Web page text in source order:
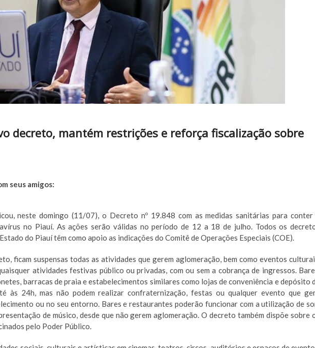
decreto, mantém restrições e reforça fiscalização sobre
seus amigos:
neste domingo (11/07), o Decreto nº 19.848 com as medidas sanitárias para conter
no Piauí. As ações serão válidas no período de 12 a 18 de julho. Todos os
do Piauí têm como apoio as indicações do Comitê de Operações Especiais (COE).
ficam suspensas todas as atividades que gerem aglomeração, bem como eventos
atividades festivas público ou privadas, com ou sem a cobrança de ingressos.
barracas de praia e estabelecimentos similares como lojas de conveniência e depósito
às 24h, mas não podem realizar confraternização, festas ou qualquer evento que
ou no seu entorno. Bares e restaurantes poderão funcionar com a utilização de
de músico, desde que não gerem aglomeração. O decreto também dispõe sobre
pelo Poder Público.